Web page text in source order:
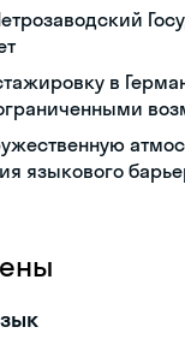
в
языкового